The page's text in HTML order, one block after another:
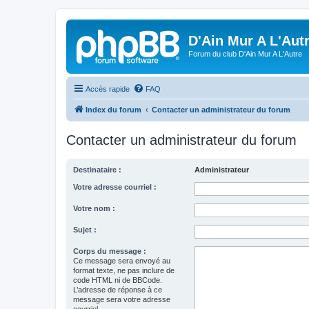
D'Ain Mur A
Forum du club D'Ain Mur A L'Autre
Accès rapide FAQ
Index du forum Contacter un administrateur du forum
Contacter un administrateur du forum
Destinataire : Administrateur
Votre adresse courriel :
Votre nom :
Sujet :
Corps du message :
Ce message sera envoyé au
format texte, ne pas inclure de
code HTML ni de BBCode.
L’adresse de réponse à ce
message sera votre adresse